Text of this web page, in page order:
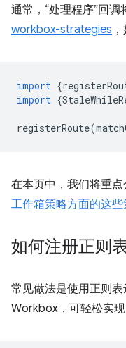
通常，“处理程序”回
workbox-strategies
import {
import {
registerRoute(
在本页中，我们将重点
工作箱策略方面的这些
如何注册正则
常见做法是使用正则表
Workbox，可轻松实现